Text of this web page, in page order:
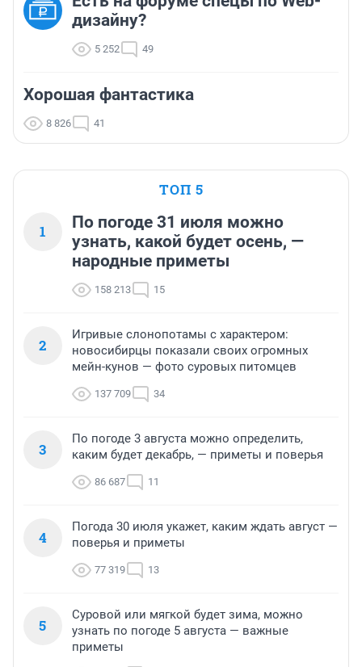
дизайну?
5 252 49
Хорошая фантастика
8 826 41
ТОП 5
1
По погоде 31 июля можно
узнать, какой будет осень, —
народные приметы
158 213 15
2
Игривые слонопотамы с характером:
новосибирцы показали своих огромных
мейн-кунов — фото суровых питомцев
137 709 34
3
По погоде 3 августа можно определить,
каким будет декабрь, — приметы и поверья
86 687 11
4
Погода 30 июля укажет, каким ждать август —
поверья и приметы
77 319 13
5
Суровой или мягкой будет зима, можно
узнать по погоде 5 августа — важные
приметы